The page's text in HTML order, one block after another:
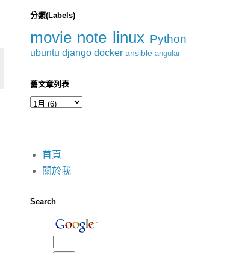
分類(Labels)
movie note linux Python
ubuntu django docker ansible angular
舊文章列表
首頁
關於我
Search